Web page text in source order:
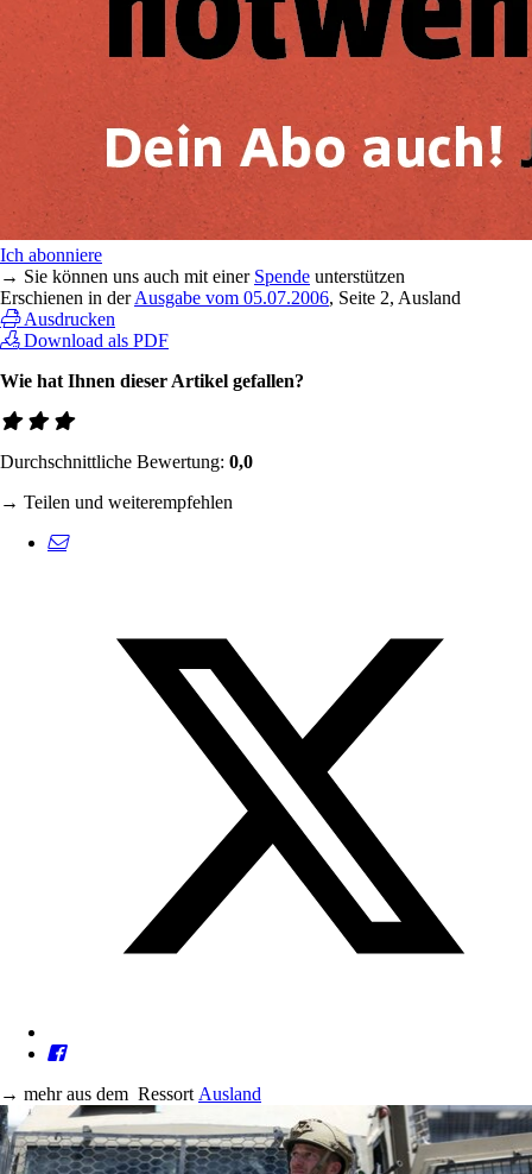
Ich abonniere
→ Sie können uns auch mit einer Spende unterstützen
Erschienen in derAusgabe vom 05.07.2006, Seite 2, Ausland
Ausdrucken
Download als PDF
Wie hat Ihnen dieser Artikel gefallen?
Durchschnittliche Bewertung: 0,0
→ Teilen und weiterempfehlen
→ mehr aus dem Ressort Ausland